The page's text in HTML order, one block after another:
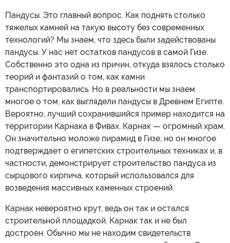
Пандусы. Это главный вопрос. Как поднять столько
тяжелых камней на такую высоту без современных
технологий? Мы знаем, что здесь были задействованы
пандусы. У нас нет остатков пандусов в самой Гизе.
Собственно это одна из причин, откуда взялось столько
теорий и фантазий о том, как камни
транспортировались. Но в реальности мы знаем
многое о том, как выглядели пандусы в Древнем Египте.
Вероятно, лучший сохранившийся пример находится на
территории Карнака в Фивах. Карнак — огромный храм.
Он значительно моложе пирамид в Гизе, но он многое
подтверждает о египетских строительных техниках и, в
частности, демонстрирует строительство пандуса из
сырцового кирпича, который использовался для
возведения массивных каменных строений.
Карнак невероятно крут, ведь он так и остался
строительной площадкой. Карнак так и не был
достроен. Обычно мы не находим свидетельств